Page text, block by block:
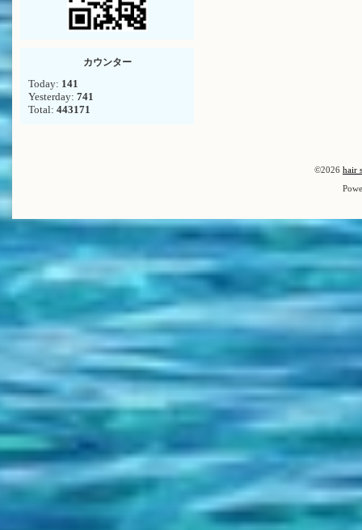
カウンター
Today: 141
Yesterday: 741
Total: 443171
©2026 hair